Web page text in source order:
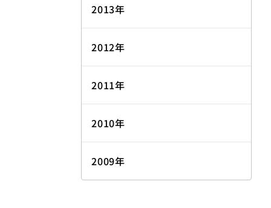
2013年
2012年
2011年
2010年
2009年